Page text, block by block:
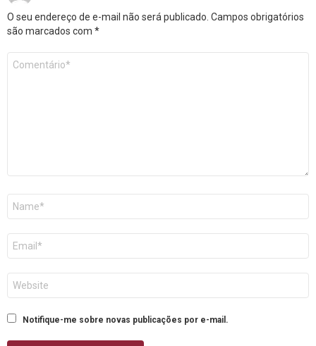
O seu endereço de e-mail não será publicado. Campos obrigatórios
são marcados com *
mail
Notifique-me sobre novas publicações por e-mail.